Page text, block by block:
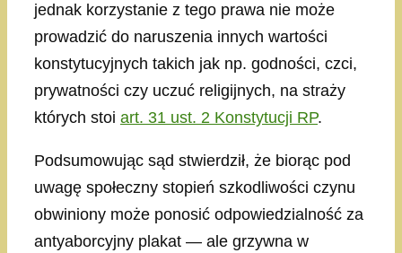
jednak korzystanie z tego prawa nie może
prowadzić do naruszenia innych wartości
konstytucyjnych takich jak np. godności, czci,
prywatności czy uczuć religijnych, na straży
których stoi art. 31 ust. 2 Konstytucji RP.
Podsumowując sąd stwierdził, że biorąc pod
uwagę społeczny stopień szkodliwości czynu
obwiniony może ponosić odpowiedzialność za
antyaborcyjny plakat — ale grzywna w